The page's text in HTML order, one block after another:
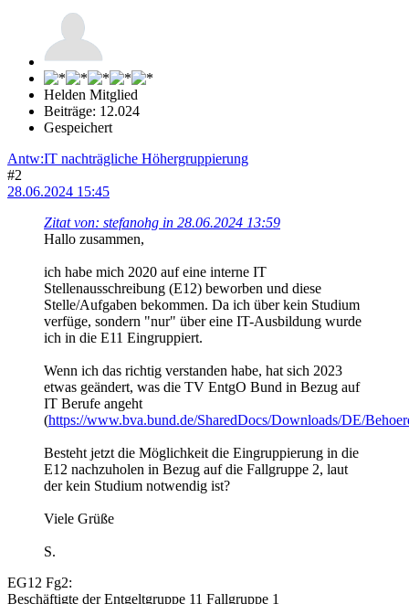
Helden Mitglied
Beiträge: 12.024
Gespeichert
Antw:IT nachträgliche Höhergruppierung
#2
28.06.2024 15:45
Zitat von: stefanohg in 28.06.2024 13:59
Hallo zusammen,
ich habe mich 2020 auf eine interne IT
Stellenausschreibung (E12) beworben und diese
Stelle/Aufgaben bekommen. Da ich über kein Studium
verfüge, sondern "nur" über eine IT-Ausbildung wurde
ich in die E11 Eingruppiert.
Wenn ich das richtig verstanden habe, hat sich 2023
etwas geändert, was die TV EntgO Bund in Bezug auf
IT Berufe angeht
(https://www.bva.bund.de/SharedDocs/Downloads/DE/
Besteht jetzt die Möglichkeit die Eingruppierung in die
E12 nachzuholen in Bezug auf die Fallgruppe 2, laut
der kein Studium notwendig ist?
Viele Grüße
S.
EG12 Fg2:
Beschäftigte der Entgeltgruppe 11 Fallgruppe 1